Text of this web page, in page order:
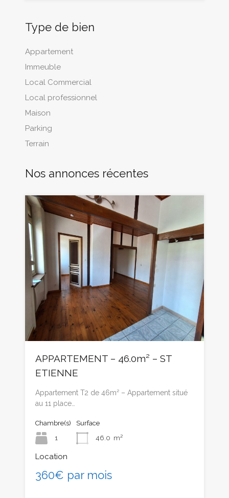
Type de bien
Appartement
Immeuble
Local Commercial
Local professionnel
Maison
Parking
Terrain
Nos annonces récentes
APPARTEMENT – 46.0m² – ST
ETIENNE
Appartement T2 de 46m² – Appartement situé
au 11 place…
Chambre(s)
1
Surface
46.0 m²
Location
360€ par mois